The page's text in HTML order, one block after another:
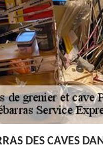
DES CAVES